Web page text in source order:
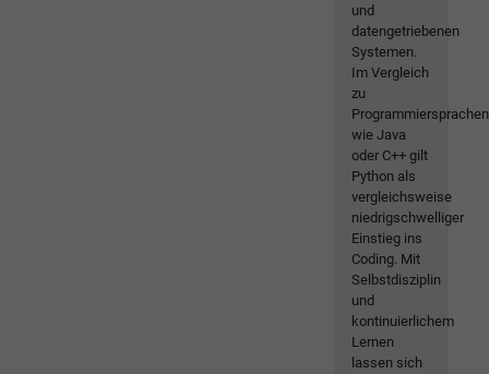
und
datengetriebenen
Systemen.
Im Vergleich
zu
Programmiersprachen
wie Java
oder C++ gilt
Python als
vergleichsweise
niedrigschwelliger
Einstieg ins
Coding. Mit
Selbstdisziplin
und
kontinuierlichem
Lernen
lassen sich